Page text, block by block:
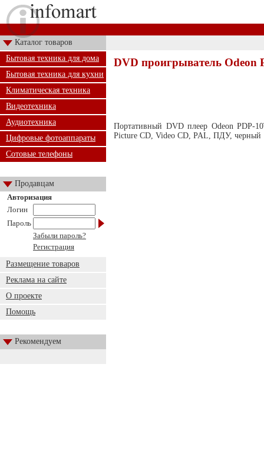
Каталог товаров
Бытовая техника для дома
Бытовая техника для кухни
Климатическая техника
Видеотехника
Аудиотехника
Цифровые фотоаппараты
Сотовые телефоны
Продавцам
Авторизация
Логин
Пароль
Забыли пароль?
Регистрация
Размещение товаров
Реклама на сайте
О проекте
Помощь
Рекомендуем
DVD проигрыватель Odeon
Портативный DVD плеер Odeon
Picture CD, Video CD, PAL, ПДУ, черный